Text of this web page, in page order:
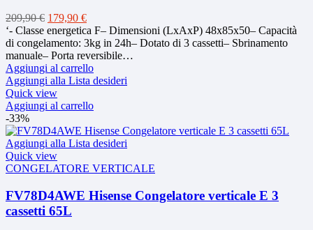
209,90€ Il
prezzo
originale
era:
209,90 €.
179,90 €Il
prezzo
attuale
è:
179,90 €.
‘- Classe energetica F– Dimensioni (LxAxP) 48x85x50– Capacità
di congelamento: 3kg in 24h– Dotato di 3 cassetti– Sbrinamento
manuale– Porta reversibile…
Aggiungi al carrello
Aggiungi alla Lista desideri
Quick view
Aggiungi al carrello
-33%
Aggiungi alla Lista desideri
Quick view
CONGELATORE VERTICALE
FV78D4AWE Hisense Congelatore verticale E 3
cassetti 65L